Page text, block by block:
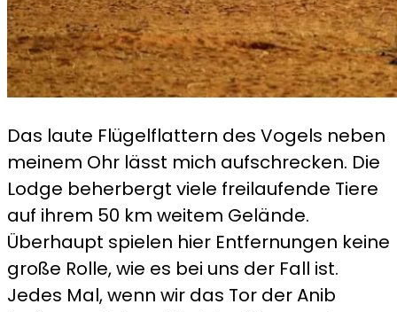
Das laute Flügelflattern des Vogels neben
meinem Ohr lässt mich aufschrecken. Die
Lodge beherbergt viele freilaufende Tiere
auf ihrem 50 km weitem Gelände.
Überhaupt spielen hier Entfernungen keine
große Rolle, wie es bei uns der Fall ist.
Jedes Mal, wenn wir das Tor der Anib